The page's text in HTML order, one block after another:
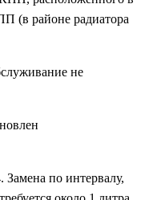
(в районе радиатора
не
по интервалу,